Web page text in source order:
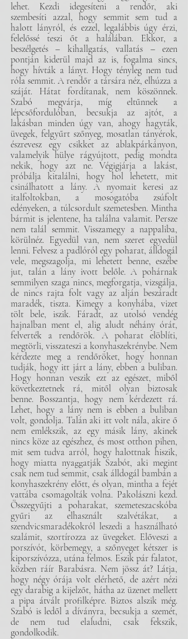
lehet. Kezdi idegesíteni a rendőr, aki
szembesíti azzal, hogy semmit sem tud a
halott lányról, és ezzel, legalábbis úgy érzi,
felelőssé teszi őt a halálában. Ekkor, a
beszélgetés – kihallgatás, vallatás – ezen
pontján kiderül majd az is, fogalma sincs,
hogy hívták a lányt. Hogy tényleg nem tud
róla semmit. A rendőr a társára néz, elhúzza a
száját. Hátat fordítanak, nem köszönnek.
Szabó megvárja, míg eltűnnek a
lépcsőfordulóban, becsukja az ajtót, a
lakásban minden úgy van, ahogy hagyták,
üvegek, felgyűrt szőnyeg, mosatlan tányérok,
észrevesz egy csikket az ablakpárkányon,
valamelyik hülye rágyújtott, pedig mondta
nekik, hogy azt ne. Végigjárja a lakást,
próbálja kitalálni, hogy hol lehetett, mit
csinálhatott a lány. A nyomait keresi az
italfoltokban, a mosogatóba zsúfolt
edényeken, a túlcsordult szemetesben. Mintha
bármit is jelentene, ha találna valamit. Persze
nem talál semmit. Visszamegy a nappaliba,
körülnéz. Egyedül van, nem szeret egyedül
lenni. Felvesz a padlóról egy poharat, álldogál
vele, megszagolja, mi lehetett benne, eszébe
jut, talán a lány ivott belőle. A pohárnak
semmilyen szaga nincs, megforgatja, vizsgálja,
de nincs rajta folt vagy az alján beszáradt
maradék, tiszta. Kimegy a konyhába, vizet
tölt bele, iszik. Fáradt, az utolsó vendég
hajnalban ment el, alig aludt néhány órát,
felverték a rendőrök. A poharat elöblíti,
megtörli, visszateszi a konyhaszekrénybe. Nem
kérdezte meg a rendőröket, hogy honnan
tudják, hogy itt járt a lány, ebben a buliban.
Hogy honnan veszik ezt az egészet, miből
következtetnek rá, mitől olyan biztosak
benne. Bosszantja, hogy nem kérdezett rá.
Lehet, hogy a lány nem is ebben a buliban
volt, gondolja. Talán aki itt volt nála, akire ő
nem emlékszik, az egy másik lány, akinek
nincs köze az egészhez, és most otthon pihen,
mit sem tudva arról, hogy halottnak hiszik,
hogy miatta nyaggatják Szabót, aki megint
csak nem tud semmit, csak álldogál bambán a
konyhaszekrény előtt, és olyan, mintha a fejét
vattába csomagolták volna. Pakolászni kezd.
Összegyűjti a poharakat, szemeteszacskóba
gyűri az elhasznált szalvétákat, a
szendvicsmaradékokról leszedi a használható
szalámit, szortírozza az üvegeket. Előveszi a
porszívót, körbemegy, a szőnyeget kétszer is
kiporszívózza, utána felmos. Eszik pár falatot,
közben ráír Barabásra. Nem jössz át? Látja,
hogy négy órája volt elérhető, de azért nézi
egy darabig a kijelzőt, hátha az üzenet mellett
a pipa átvált profilképre. Biztos alszik még.
Szabó is ledől a díványra, becsukja a szemét,
de nem tud elaludni, csak fekszik,
gondolkodik.